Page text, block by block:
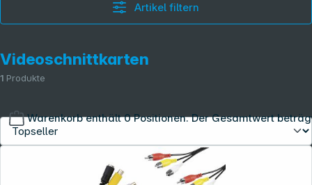
Warenkorb enthält 0 Positionen. Der Gesamtwert
Artikel filtern
Videoschnittkarten
1 Produkte
Copyright © 2001 - 2026 dexxIT. Alle Rechte vorbehalten.